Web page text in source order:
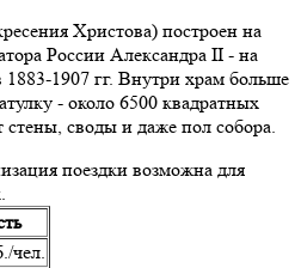
Христова) построен на
России Александра II - на
1883-1907 гг. Внутри храм больше
- около 6500 квадратных
своды и даже пол собора.
поездки возможна для
чел.